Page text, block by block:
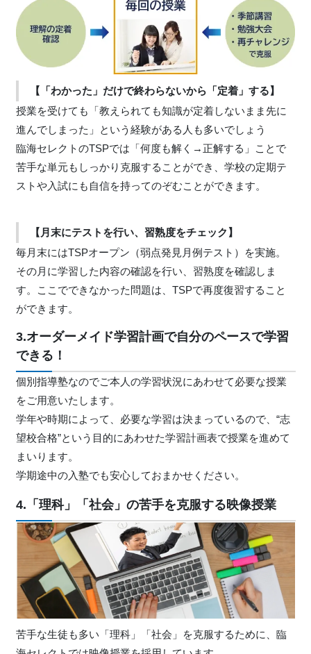
【「わかった」だけで終わらないから「定着」する】
授業を受けても「教えられても知識が定着しないまま先に
進んでしまった」という経験がある人も多いでしょう
臨海セレクトのTSPでは「何度も解く→正解する」ことで
苦手な単元もしっかり克服することができ、学校の定期テ
ストや入試にも自信を持ってのぞむことができます。
【月末にテストを行い、習熟度をチェック】
毎月末にはTSPオープン（弱点発見月例テスト）を実施。
その月に学習した内容の確認を行い、習熟度を確認しま
す。ここでできなかった問題は、TSPで再度復習すること
ができます。
3.オーダーメイド学習計画で自分のペースで学習
できる！
個別指導塾なのでご本人の学習状況にあわせて必要な授業
をご用意いたします。
学年や時期によって、必要な学習は決まっているので、“志
望校合格”という目的にあわせた学習計画表で授業を進めて
まいります。
学期途中の入塾でも安心しておまかせください。
4.「理科」「社会」の苦手を克服する映像授業
苦手な生徒も多い「理科」「社会」を克服するために、臨